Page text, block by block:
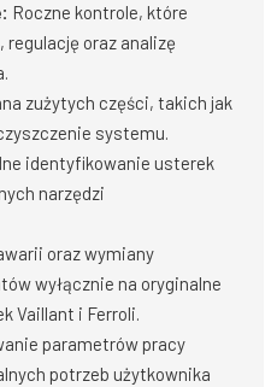
Roczne kontrole, które
oraz analizę
zużytych części, takich jak
systemu.
identyfikowanie usterek
narzędzi
oraz wymiany
wyłącznie na oryginalne
Vaillant i Ferroli.
parametrów pracy
potrzeb użytkownika